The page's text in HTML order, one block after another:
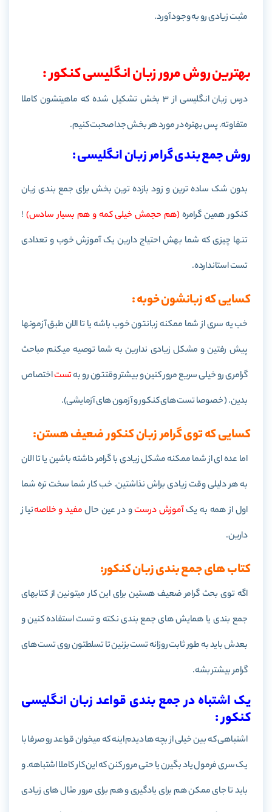
مثبت زیادی رو به وجود آورد.
بهترین روش مرور زبان انگلیسی کنکور :
درس زبان انگلیسی از 3 بخش تشکیل شده که ماهیتشون کاملا
متفاوته. پس بهتره در مورد هر بخش جدا صحبت کنیم.
روش جمع بندی گرامر زبان انگلیسی :
بدون شک ساده ترین و زود بازده ترین بخش برای جمع بندی زبان
کنکور همین گرامره(هم حجمش خیلی کمه و هم بسیار سادس) !
تنها چیزی که شما بهش احتیاج دارین یک آموزش خوب و تعدادی
تست استاندارده.
کسایی که زبانشون خوبه :
خب یه سری از شما ممکنه زبانتون خوب باشه یا تا الان طبق آزمونها
پیش رفتین و مشکل زیادی ندارین به شما توصیه میکنم مباحث
گرامری رو خیلی سریع مرور کنین و بیشتر وقتتون رو بهتستاختصاص
بدین. ( خصوصا تست های کنکور و آزمون های آزمایشی).
کسایی که توی گرامر زبان کنکور ضعیف هستن:
اما عده ای از شما ممکنه مشکل زیادی با گرامر داشته باشین یا تا الان
به هر دلیلی وقت زیادی براش نذاشتین. خب کار شما سخت تره شما
اول از همه به یکآموزش درستو در عین حالمفید و خلاصهنیاز
دارین.
کتاب های جمع بندی زبان کنکور:
اگه توی بحث گرامر ضعیف هستین برای این کار میتونین از کتابهای
جمع بندی یا همایش های جمع بندی نکته و تست استفاده کنین و
بعدش باید به طور ثابت روزانه تست بزنین تا تسلطتون روی تست های
گرامر بیشتر بشه.
یک اشتباه در جمع بندی قواعد زبان انگلیسی
کنکور :
اشتباهی که بین خیلی از بچه ها دیدم اینه که میخوان قواعد رو صرفا با
یک سری فرمول یاد بگیرن یا حتی مرور کنن که این کار کاملا اشتباهه. و
باید تا جای ممکن هم برای یادگیری و هم برای مرور مثال های زیادی